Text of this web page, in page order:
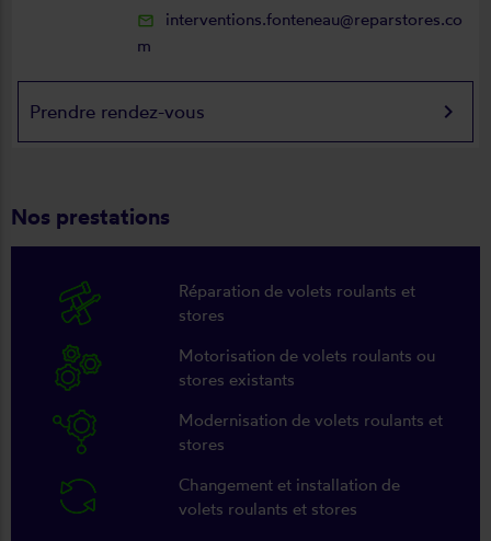
mail_outline
interventions.fonteneau@reparstores.co
m
Prendre rendez-vous keyboard_arrow_right
Nos prestations
Réparation de volets roulants et
stores
Motorisation de volets roulants ou
stores existants
Modernisation de volets roulants et
stores
Changement et installation de
volets roulants et stores